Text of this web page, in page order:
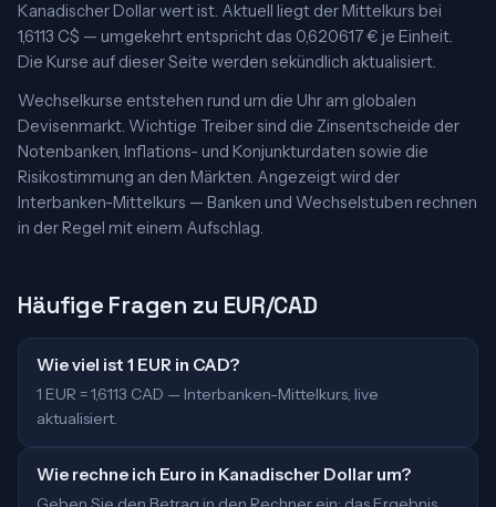
Kanadischer Dollar wert ist. Aktuell liegt der Mittelkurs bei
1,6113 C$ — umgekehrt entspricht das 0,620617 € je Einheit.
Die Kurse auf dieser Seite werden sekündlich aktualisiert.
Wechselkurse entstehen rund um die Uhr am globalen
Devisenmarkt. Wichtige Treiber sind die Zinsentscheide der
Notenbanken, Inflations- und Konjunkturdaten sowie die
Risikostimmung an den Märkten. Angezeigt wird der
Interbanken-Mittelkurs — Banken und Wechselstuben rechnen
in der Regel mit einem Aufschlag.
Häufige Fragen zu EUR/CAD
Wie viel ist 1 EUR in CAD?
1 EUR = 1,6113 CAD — Interbanken-Mittelkurs, live
aktualisiert.
Wie rechne ich Euro in Kanadischer Dollar um?